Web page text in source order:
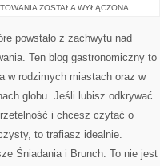
RESTAURACJE
ZOSTAŁA WYŁĄCZONA
powstało z zachwytu nad
Ten blog gastronomiczny to
w rodzimych miastach oraz w
globu. Jeśli lubisz odkrywać
i chcesz czytać o
to trafiasz idealnie.
Śniadania i Brunch. To nie jest